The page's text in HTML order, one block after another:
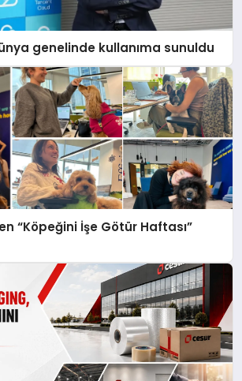
genelinde kullanıma sunuldu
“Köpeğini İşe Götür Haftası”